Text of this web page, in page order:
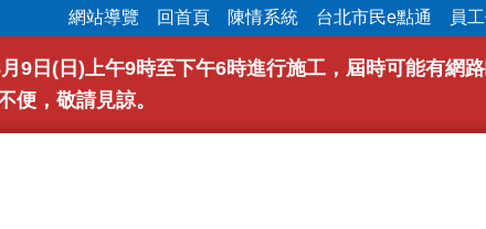
網站導覽 回首頁 陳情系統 台北市民e點通 員
9日(日)上午9時至下午6時進行施工，屆時可能有網
便，敬請見諒。